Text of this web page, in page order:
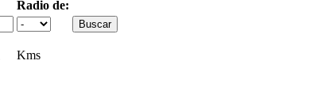
Radio de:
Kms